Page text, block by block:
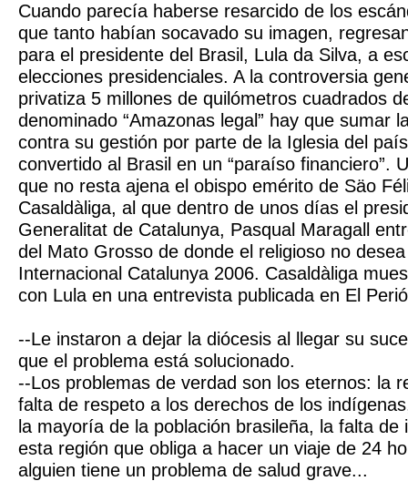
Cuando parecía haberse resarcido de los
que tanto habían socavado su imagen,
para el presidente del Brasil, Lula da Silva, a
elecciones presidenciales. A la controversia
privatiza 5 millones de quilómetros cuadrados
denominado “Amazonas legal” hay que sumar
contra su gestión por parte de la Iglesia del
convertido al Brasil en un “paraíso financiero”.
que no resta ajena el obispo emérito de Säo
Casaldàliga, al que dentro de unos días el
Generalitat de Catalunya, Pasqual Maragall
del Mato Grosso de donde el religioso no
Internacional Catalunya 2006. Casaldàliga
con Lula en una entrevista publicada en El
--Le instaron a dejar la diócesis al llegar su
que el problema está solucionado.
--Los problemas de verdad son los eternos: la
falta de respeto a los derechos de los
la mayoría de la población brasileña, la falta de
esta región que obliga a hacer un viaje de 24
alguien tiene un problema de salud grave...